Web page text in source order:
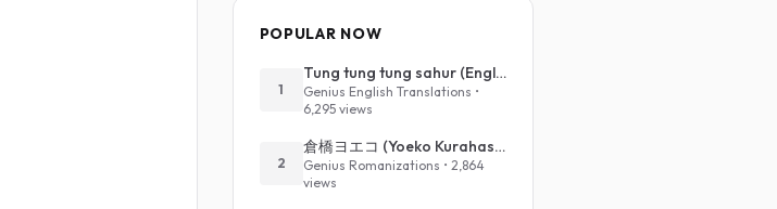
POPULAR NOW
1
Tung tung tung sahur (English Translation)
Genius English Translations •
6,295 views
2
倉橋ヨエコ (Yoeko Kurahashi) - 沈める街 (Sinking Town) (Romanized)
Genius Romanizations • 2,864
views